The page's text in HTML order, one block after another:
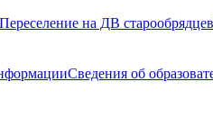
Переселение на ДВ старообрядцев
Сведения об